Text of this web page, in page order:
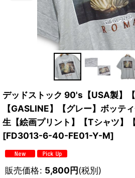
デッドストック 90's【USA製】【
【GASLINE】【グレー】ボッテ
生【絵画プリント】【Tシャツ】
[FD3013-6-40-FE01-Y-M]
販売価格: 5,800円(税別)